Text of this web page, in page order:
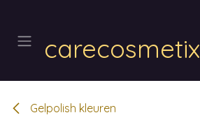
carecosmetix
Gelpolish kleuren